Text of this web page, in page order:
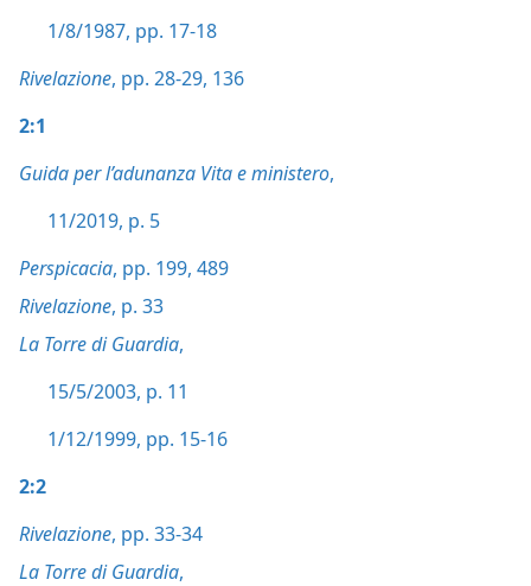
1/8/1987, pp. 17-18
Rivelazione, pp. 28-29, 136
2:1
Guida per l’adunanza Vita e ministero,
11/2019, p. 5
Perspicacia, pp. 199, 489
Rivelazione, p. 33
La Torre di Guardia,
15/5/2003, p. 11
1/12/1999, pp. 15-16
2:2
Rivelazione, pp. 33-34
La Torre di Guardia,